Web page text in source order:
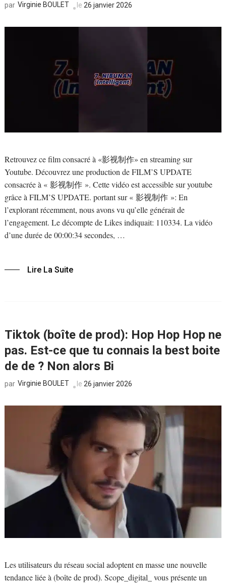
par Virginie BOULET le 26 janvier 2026
Retrouvez ce film consacré à «影视制作» en streaming sur
Youtube. Découvrez une production de FILM’S UPDATE
consacrée à « 影视制作 ». Cette vidéo est accessible sur youtube
grâce à FILM’S UPDATE. portant sur « 影视制作 »: En
l’explorant récemment, nous avons vu qu’elle générait de
l’engagement. Le décompte de Likes indiquait: 110334. La vidéo
d’une durée de 00:00:34 secondes, …
Lire La Suite
Tiktok (boîte de prod): Hop Hop Hop ne
pas. Est-ce que tu connais la best boite
de de ? Non alors Bi
par Virginie BOULET le 26 janvier 2026
Les utilisateurs du réseau social adoptent en masse une nouvelle
tendance liée à (boîte de prod). Scope_digital_ vous présente un